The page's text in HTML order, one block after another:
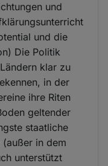
und
und die
Die Politik
klar zu
in der
ihre Riten
geltender
staatliche
in dem
unterstützt